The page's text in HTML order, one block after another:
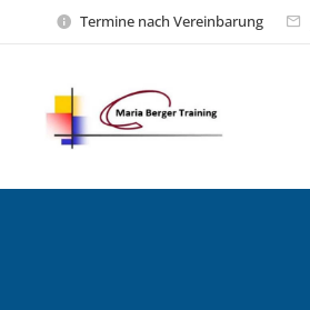
Termine nach Vereinbarung